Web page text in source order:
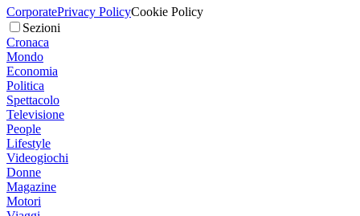
CorporatePrivacy PolicyCookie Policy
Sezioni
Cronaca
Mondo
Economia
Politica
Spettacolo
Televisione
People
Lifestyle
Videogiochi
Donne
Magazine
Motori